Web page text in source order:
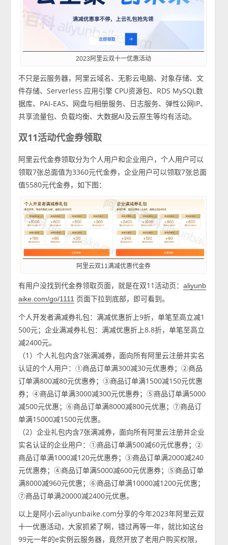
2023阿里云双十一优惠活动
不只是云服务器，阿里云域名、无影云电脑、对象存储、文
件存储、Serverless 应用引擎 CPU资源包、RDS MySQL数
据库、PAI-EAS、网盘与相册服务、日志服务、弹性公网IP、
共享流量包、负载均衡、大数据AI及云原生等均有活动。
双11活动代金券领取
阿里云代金券领取分为个人用户和企业用户，个人用户可以
领取7张总面值为3360元代金券，企业用户可以领取7张总面
值5580元代金券，如下图：
阿里云双11满减优惠代金券
有用户没找到代金券领取页面，就是在双11活动页：aliyunb
aike.com/go/1111 页面下拉到底部，即可看到。
个人开发者满减券礼包：满减优惠折上9折，单笔至高立减1
500元；企业满减券礼包：满减优惠折上8.8折，单笔至高立
减2400元。
（1）个人礼包内含7张满减券，面向所有阿里云注册并实名
认证的个人用户：①商品订单满300减30元优惠券；②商品
订单满800减80元优惠券；③商品订单满1500减150元优惠
券；④商品订单满3000减300元优惠券；⑤商品订单满5000
减500元优惠；⑥商品订单满8000减800元优惠；⑦商品订
单满15000减1500元优惠。
（2）企业礼包内含7张满减券，面向所有阿里云注册并企业
实名认证的企业用户：①商品订单满500减60元优惠券；②
商品订单满1000减120元优惠券；③商品订单满2000减240
元优惠券；④商品订单满5000减600元优惠券；⑤商品订单
满8000减960元优惠；⑥商品订单满10000减1200元优惠；
⑦商品订单满20000减2400元优惠。
以上是阿小云aliyunbaike.com分享的今年2023年阿里云双
十一优惠活动，大家抓紧了啊，错过再等一年，就比如这台
99元一年的e实例云服务器，竟然开放了老用户购买权限，